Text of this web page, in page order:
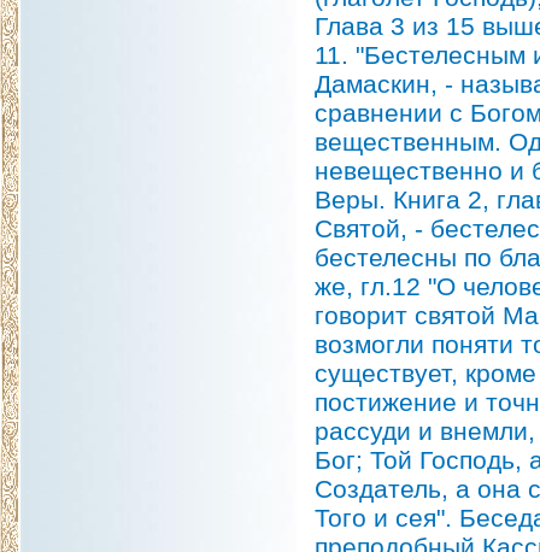
Глава 3 из 15
11. "Бестелесным
Дамаскин, -
сравнении с
вещественным.
невещественно и
Веры. Книга 2,
Святой, -
бестелесны по
же, гл.12 "О
говорит святой
возмогли поняти
существует,
постижение и
рассуди и
Бог; Той Господь,
Создатель, а она
Того и сея".
преподобный